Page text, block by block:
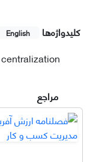
کلیدواژه‌ها English
centralization
مراجع